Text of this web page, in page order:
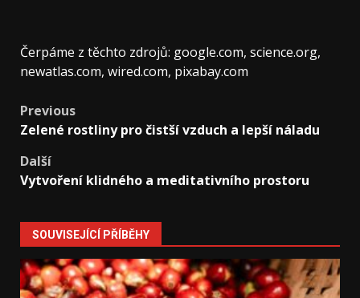
Čerpáme z těchto zdrojů: google.com, science.org,
newatlas.com, wired.com, pixabay.com
Post
navigation
Previous
Zelené rostliny pro čistší vzduch a lepší náladu
Další
Vytvoření klidného a meditativního prostoru
SOUVISEJÍCÍ PŘÍBĚHY